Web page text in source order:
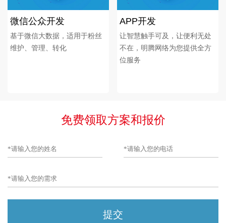
微信公众开发
基于微信大数据，适用于粉丝
维护、管理、转化
APP开发
让智慧触手可及，让便利无处
不在，明腾网络为您提供全方
位服务
免费领取方案和报价